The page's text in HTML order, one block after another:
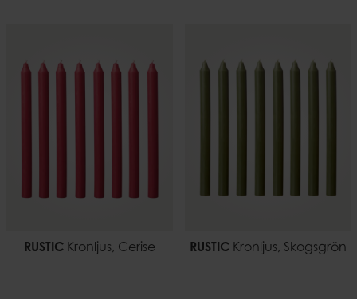
RUSTICKronljus, Cerise RUSTICKronljus, Skogsgrön